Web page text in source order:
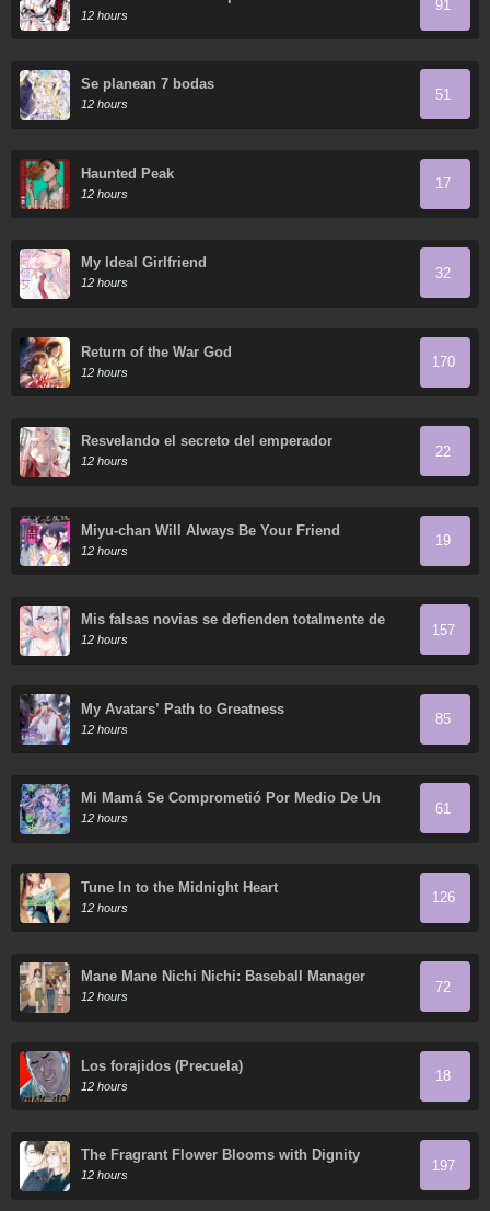
12 hours
91
Se planean 7 bodas
12 hours
51
Haunted Peak
12 hours
17
My Ideal Girlfriend
12 hours
32
Return of the War God
12 hours
170
Resvelando el secreto del emperador
12 hours
22
Miyu-chan Will Always Be Your Friend
12 hours
19
Mis falsas novias se defienden totalmente de
sus ataques.
12 hours
157
My Avatars’ Path to Greatness
12 hours
85
Mi Mamá Se Comprometió Por Medio De Un
Acuerdo
12 hours
61
Tune In to the Midnight Heart
12 hours
126
Mane Mane Nichi Nichi: Baseball Manager
Everyday
12 hours
72
Los forajidos (Precuela)
12 hours
18
The Fragrant Flower Blooms with Dignity
12 hours
197